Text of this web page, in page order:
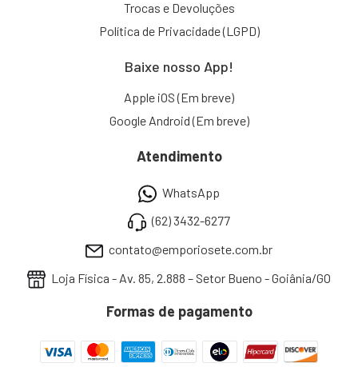
Trocas e Devoluções
Política de Privacidade (LGPD)
Baixe nosso App!
Apple iOS (Em breve)
Google Android (Em breve)
Atendimento
WhatsApp
(62) 3432-6277
contato@emporiosete.com.br
Loja Física - Av. 85, 2.888 – Setor Bueno - Goiânia/GO
Formas de pagamento